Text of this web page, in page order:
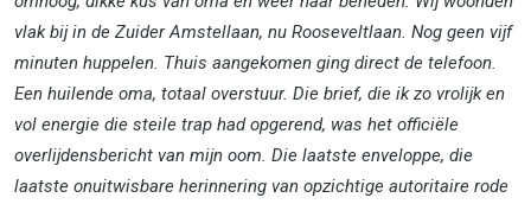
vlak bij in de Zuider Amstellaan, nu Rooseveltlaan. Nog geen vijf
minuten huppelen. Thuis aangekomen ging direct de telefoon.
Een huilende oma, totaal overstuur. Die brief, die ik zo vrolijk en
vol energie die steile trap had opgerend, was het officiële
overlijdensbericht van mijn oom. Die laatste enveloppe, die
laatste onuitwisbare herinnering van opzichtige autoritaire rode